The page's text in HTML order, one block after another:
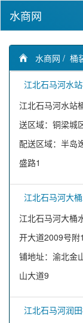
水商网
水商网 / 桶
江北石马河水
江北石马河水站
送区域：铜梁城
配送区域：半岛
盛路1
江北石马河大
江北石马河大桶
开大道2009号
铺地址：渝北金
山大道9
江北石马河润